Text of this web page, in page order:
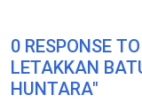
0 RESPONSE
LETAKKAN
HUNTARA"